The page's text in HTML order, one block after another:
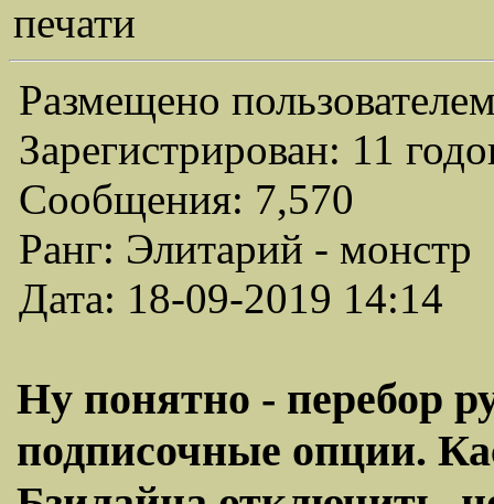
печати
Размещено
Зарегистрирован: 11
Сообщения: 7,570
Ранг: Элитарий - монстр
Дата: 18-09-2019 14:14
Ну понятно - перебор
подписочные опции.